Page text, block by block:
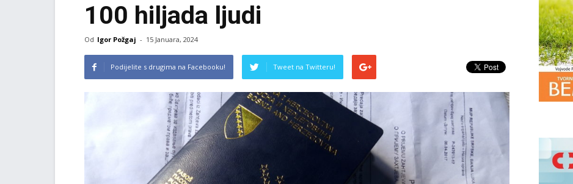
100 hiljada ljudi
Od Igor Požgaj - 15 Januara, 2024
Podijelite s drugima na Facebooku! Tweet na Twitteru!